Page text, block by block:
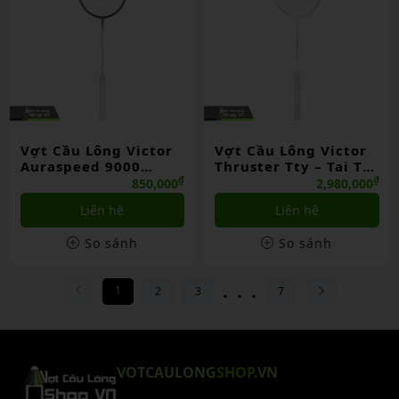
Vợt Cầu Lông Victor
Auraspeed 9000
850,000₫
Liên hệ
So sánh
Vợt Cầu Lông Victor
Thruster Tty – Tai Tzu
Ying Chính Hãng2,980,000₫
Liên hệ
So sánh
1 2 3 ... 7
VOTCAULONGSHOP.VN